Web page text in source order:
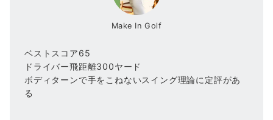
Make In Golf
ベストスコア65
ドライバー飛距離300ヤード
ボディターンで手をこねないスイング理論に定評があ
る